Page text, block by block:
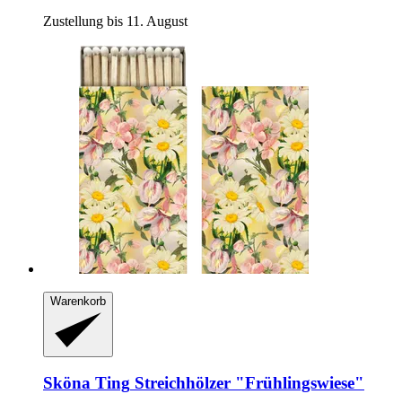
Zustellung bis 11. August
Warenkorb
Sköna Ting Streichhölzer "Frühlingswiese"